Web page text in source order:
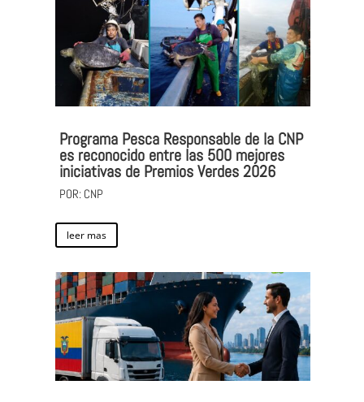
Programa Pesca Responsable de la CNP
es reconocido entre las 500 mejores
iniciativas de Premios Verdes 2026
POR: CNP
leer mas